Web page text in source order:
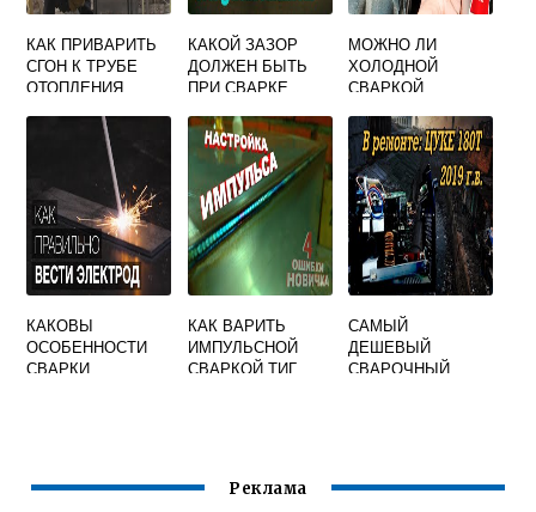
КАК ПРИВАРИТЬ
СГОН К ТРУБЕ
ОТОПЛЕНИЯ
ОБЫЧНЫМ
ЭЛЕКТРОДОМ
КАКОЙ ЗАЗОР
ДОЛЖЕН БЫТЬ
ПРИ СВАРКЕ
МОЖНО ЛИ
ХОЛОДНОЙ
СВАРКОЙ
ПЛАСТИК К
МЕТАЛЛУ
КАКОВЫ
ОСОБЕННОСТИ
СВАРКИ
КАК ВАРИТЬ
ИМПУЛЬСНОЙ
СВАРКОЙ ТИГ
САМЫЙ
ДЕШЕВЫЙ
СВАРОЧНЫЙ
Реклама